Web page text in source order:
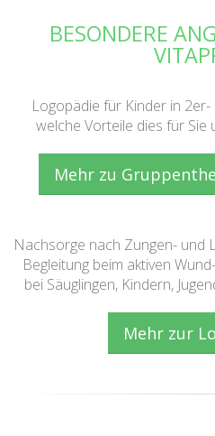
BESONDERE
Logopädie für Kinder in
welche Vorteile dies für Sie
Mehr zu
Nachsorge nach Zungen- und
Begleitung beim aktiven
bei Säuglingen, Kindern,
Mehr zur